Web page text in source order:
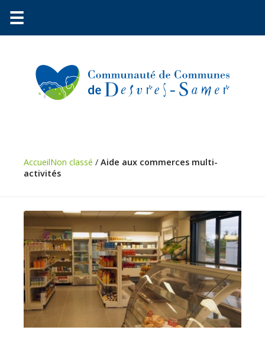
Petite
enfance
Vie
pratique
Économie
Les
31
communes
Actualités
☰
AccueilNon classé / Aide aux commerces multi-
activités